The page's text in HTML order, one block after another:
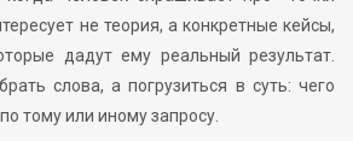
не теория, а конкретные кейсы,
дадут ему реальный результат.
слова, а погрузиться в суть: чего
тому или иному запросу.